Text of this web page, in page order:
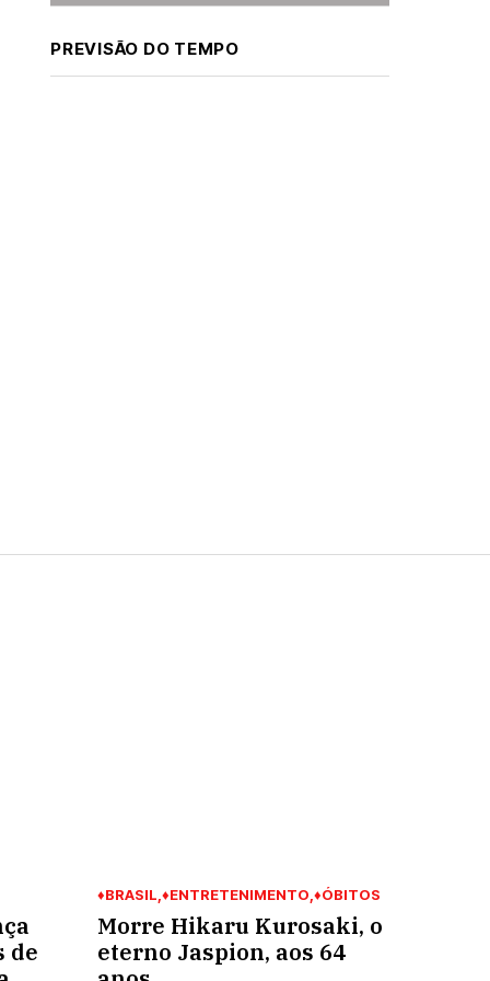
PREVISÃO DO TEMPO
de
♦BRASIL ♦ENTRETENIMENTO ♦ÓBITOS
Morre Hikaru Kurosaki, o
eterno Jaspion, aos 64